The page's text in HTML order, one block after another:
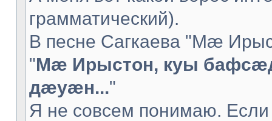
грамматический).
В песне Сагкаева "Мæ
"Мæ Ирыстон, куы
дæуæн..."
Я не совсем понимаю.